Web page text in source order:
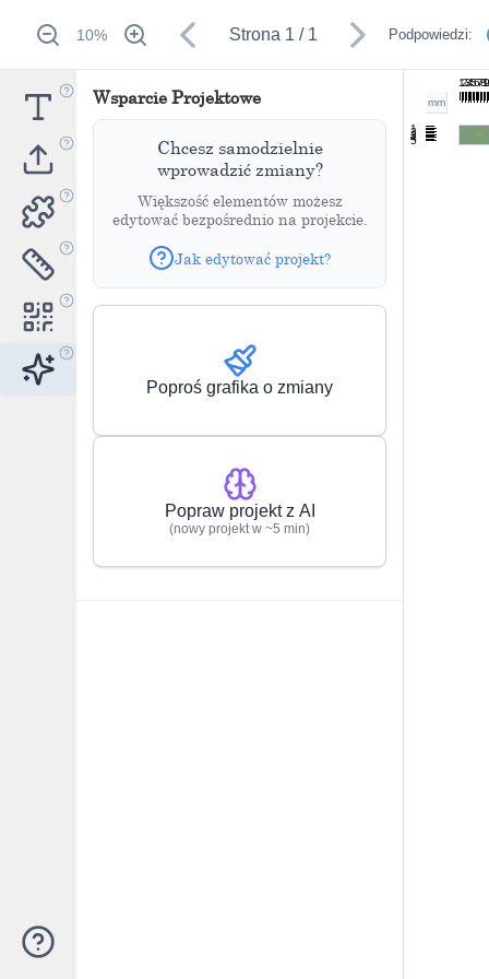
10% Strona 1 / 1 Podpowiedzi:
Wsparcie Projektowe
Chcesz samodzielnie
wprowadzić zmiany?
Większość elementów możesz
edytować bezpośrednio na projekcie.
Jak edytować projekt?
Poproś grafika o zmiany
Popraw projekt z AI
(nowy projekt w ~5 min)
123456789
1
2
3
4
5
mm